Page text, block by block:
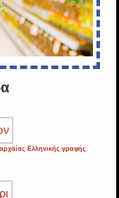
Ελληνικής γραφής